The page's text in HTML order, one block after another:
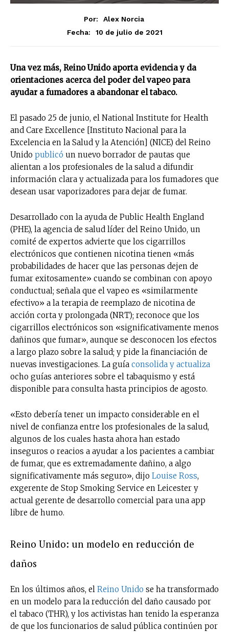
Por:
Alex Norcia
Fecha:
10 de julio de 2021
Una vez más, Reino Unido aporta evidencia y da
orientaciones acerca del poder del vapeo para
ayudar a fumadores a abandonar el tabaco.
El pasado 25 de junio, el National Institute for Health
and Care Excellence [Instituto Nacional para la
Excelencia en la Salud y la Atención] (NICE) del Reino
Unido publicó un nuevo borrador de pautas que
alientan a los profesionales de la salud a difundir
información clara y actualizada para los fumadores que
desean usar vaporizadores para dejar de fumar.
Desarrollado con la ayuda de Public Health England
(PHE), la agencia de salud líder del Reino Unido, un
comité de expertos advierte que los cigarrillos
electrónicos que contienen nicotina tienen «más
probabilidades de hacer que las personas dejen de
fumar exitosamente» cuando se combinan con apoyo
conductual; señala que el vapeo es «similarmente
efectivo» a la terapia de reemplazo de nicotina de
acción corta y prolongada (NRT); reconoce que los
cigarrillos electrónicos son «significativamente menos
dañinos que fumar», aunque se desconocen los efectos
a largo plazo sobre la salud; y pide la financiación de
nuevas investigaciones. La guía consolida y actualiza
ocho guías anteriores sobre el tabaquismo y está
disponible para consulta hasta principios de agosto.
«Esto debería tener un impacto considerable en el
nivel de confianza entre los profesionales de la salud,
algunos de los cuales hasta ahora han estado
inseguros o reacios a ayudar a los pacientes a cambiar
de fumar, que es extremadamente dañino, a algo
significativamente más seguro», dijo Louise Ross,
exgerente de Stop Smoking Service en Leicester y
actual gerente de desarrollo comercial para una app
libre de humo.
Reino Unido: un modelo en reducción de
daños
En los últimos años, el Reino Unido se ha transformado
en un modelo para la reducción del daño causado por
el tabaco (THR), y los activistas han tenido la esperanza
de que los funcionarios de salud pública continúen por